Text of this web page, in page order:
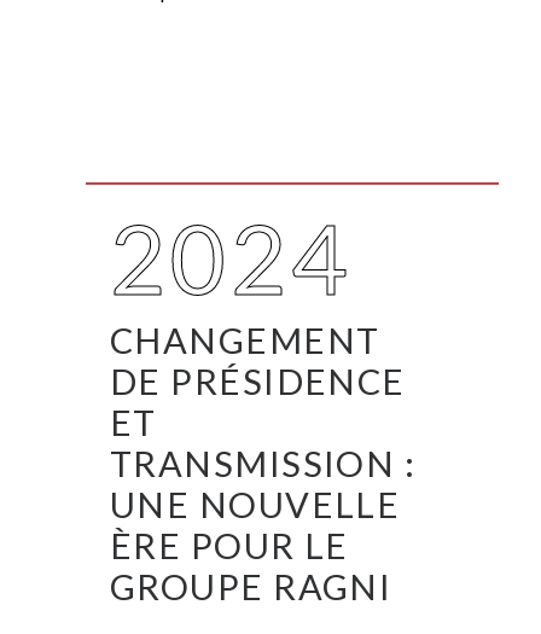
2024
CHANGEMENT
DE PRÉSIDENCE
ET
TRANSMISSION :
UNE NOUVELLE
ÈRE POUR LE
GROUPE RAGNI